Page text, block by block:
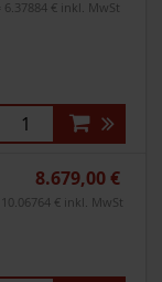
6.37884 € inkl. MwSt
8.679,00 €
10.06764 € inkl. MwSt